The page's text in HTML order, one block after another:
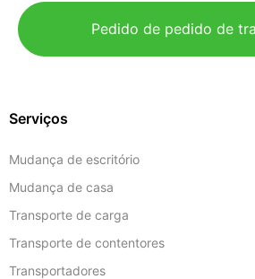
Pedido de pedido de
Serviços
Mudança de escritório
Mudança de casa
Transporte de carga
Transporte de contentores
Transportadores